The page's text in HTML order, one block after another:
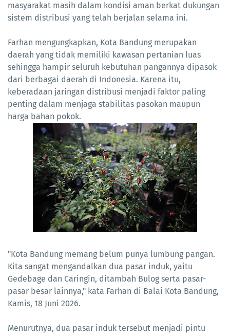
masyarakat masih dalam kondisi aman berkat dukungan
sistem distribusi yang telah berjalan selama ini.
Farhan mengungkapkan, Kota Bandung merupakan
daerah yang tidak memiliki kawasan pertanian luas
sehingga hampir seluruh kebutuhan pangannya dipasok
dari berbagai daerah di Indonesia. Karena itu,
keberadaan jaringan distribusi menjadi faktor paling
penting dalam menjaga stabilitas pasokan maupun
harga bahan pokok.
"Kota Bandung memang belum punya lumbung pangan.
Kita sangat mengandalkan dua pasar induk, yaitu
Gedebage dan Caringin, ditambah Bulog serta pasar-
pasar besar lainnya," kata Farhan di Balai Kota Bandung,
Kamis, 18 Juni 2026.
Menurutnya, dua pasar induk tersebut menjadi pintu